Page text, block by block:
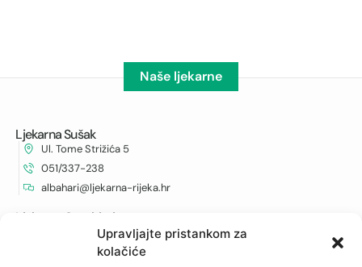
Upravljajte pristankom za
kolačiće
Naše ljekarne
Ljekarna Sušak
Ul. Tome Strižića 5
051/337-238
albahari@ljekarna-rijeka.hr
Ljekarna Cambieri
Cambierieva 11, Rijeka
051/215-281